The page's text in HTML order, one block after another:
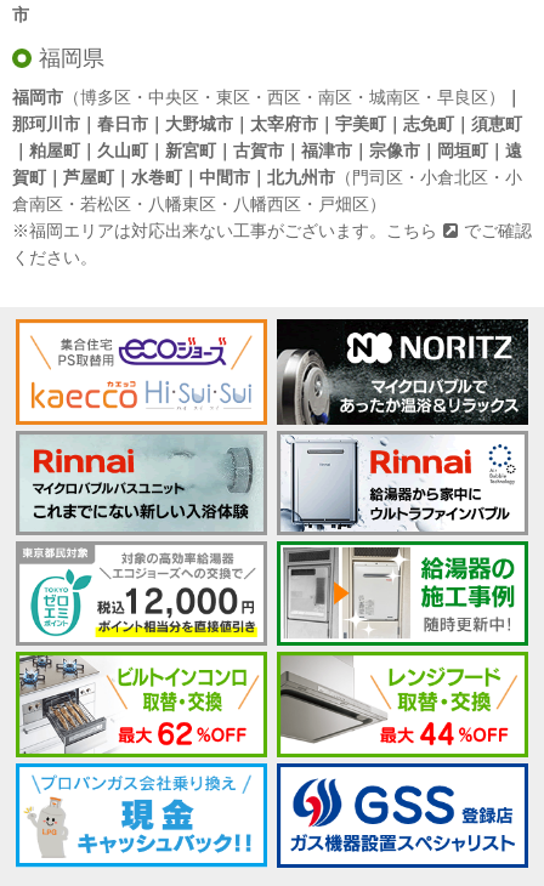
市
福岡県
福岡市 （博多区・中央区・東区・西区・南区・城南区・早良区）
那珂川市｜春日市｜大野城市｜太宰府市｜宇美町｜志免町｜須恵町
｜粕屋町｜久山町｜新宮町｜古賀市｜福津市｜宗像市｜岡垣町｜遠
賀町｜芦屋町｜水巻町｜中間市｜北九州市 （門司区・小倉北区・小
倉南区・若松区・八幡東区・八幡西区・戸畑区）
※福岡エリアは対応出来ない工事がございます。
こちら
でご確認
ください。